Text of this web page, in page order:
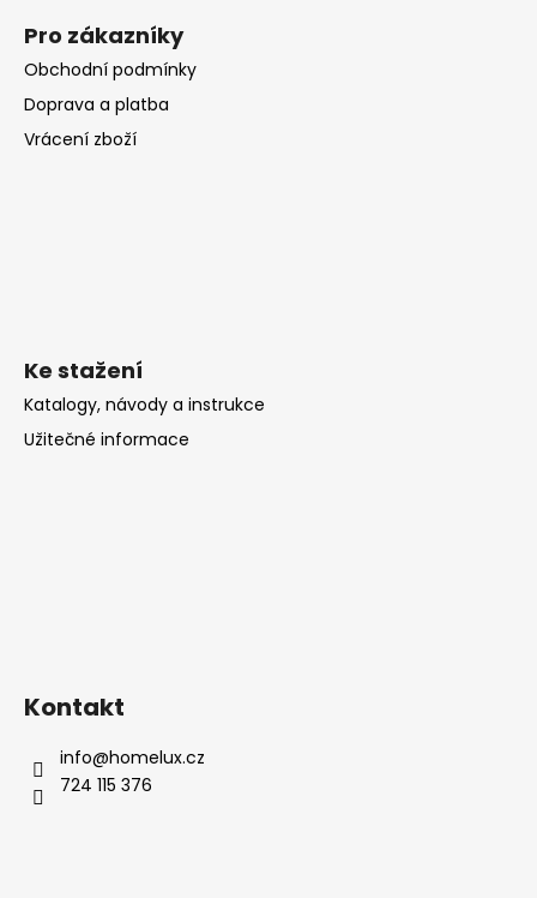
Pro zákazníky
Obchodní podmínky
Doprava a platba
Vrácení zboží
Ke stažení
Katalogy, návody a instrukce
Užitečné informace
Kontakt
info@homelux.cz
724 115 376